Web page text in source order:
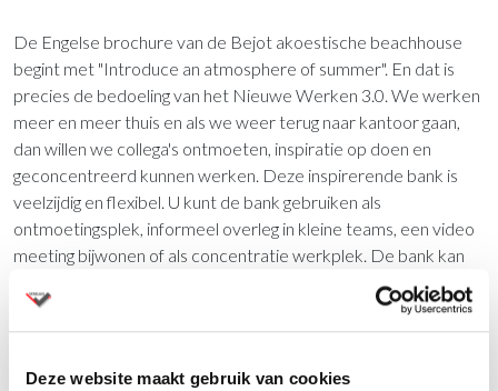
Deze website maakt gebruik van cookies
De Engelse brochure van de Bejot akoestische beachhouse
begint met "Introduce an atmosphere of summer". En dat is
precies de bedoeling van het Nieuwe Werken 3.0. We werken
meer en meer thuis en als we weer terug naar kantoor gaan,
dan willen we collega's ontmoeten, inspiratie op doen en
geconcentreerd kunnen werken. Deze inspirerende bank is
veelzijdig en flexibel. U kunt de bank gebruiken als
ontmoetingsplek, informeel overleg in kleine teams, een video
meeting bijwonen of als concentratie werkplek. De bank kan
worden bekleed met akoestische stoffering. Zowel de binnen
als de buitenkant.